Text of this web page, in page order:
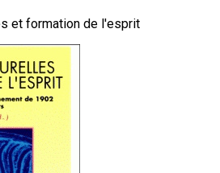
et formation de l'esprit